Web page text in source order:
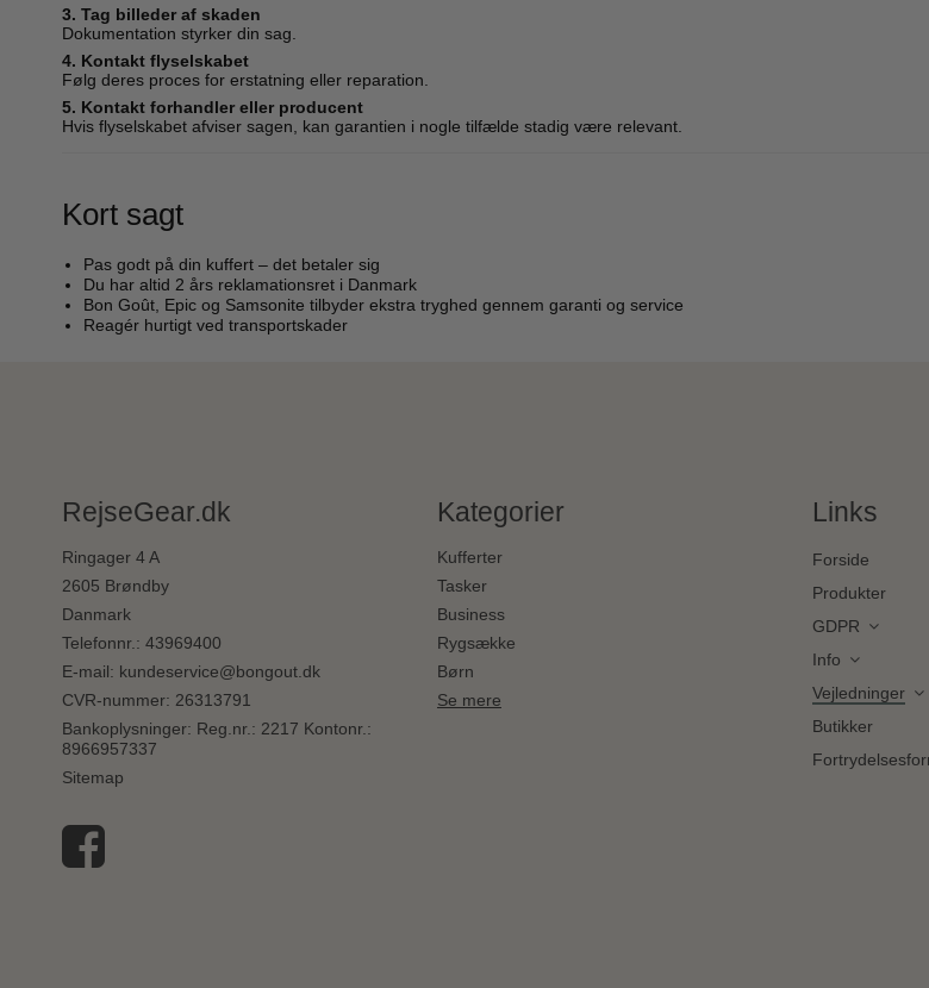
3. Tag billeder af skaden
Dokumentation styrker din sag.
4. Kontakt flyselskabet
Følg deres proces for erstatning eller reparation.
5. Kontakt forhandler eller producent
Hvis flyselskabet afviser sagen, kan garantien i nogle tilfælde stadig være relevant.
Kort sagt
Pas godt på din kuffert – det betaler sig
Du har altid 2 års reklamationsret i Danmark
Bon Goût, Epic og Samsonite tilbyder ekstra tryghed gennem garanti og service
Reagér hurtigt ved transportskader
RejseGear.dk
Ringager 4 A
2605 Brøndby
Danmark
Telefonnr.: 43969400
E-mail: kundeservice@bongout.dk
CVR-nummer: 26313791
Bankoplysninger: Reg.nr.: 2217 Kontonr.:
8966957337
Sitemap
Kategorier
Kufferter
Tasker
Business
Rygsække
Børn
Se mere
Links
Forside
Produkter
GDPR
Info
Vejledninger
Butikker